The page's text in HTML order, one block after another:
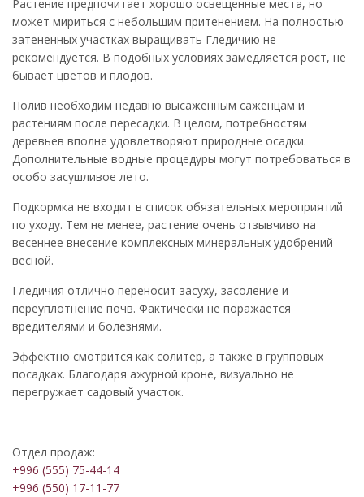
Растение предпочитает хорошо освещенные места, но
может мириться с небольшим притенением. На полностью
затененных участках выращивать Гледичию не
рекомендуется. В подобных условиях замедляется рост, не
бывает цветов и плодов.
Полив необходим недавно высаженным саженцам и
растениям после пересадки. В целом, потребностям
деревьев вполне удовлетворяют природные осадки.
Дополнительные водные процедуры могут потребоваться в
особо засушливое лето.
Подкормка не входит в список обязательных мероприятий
по уходу. Тем не менее, растение очень отзывчиво на
весеннее внесение комплексных минеральных удобрений
весной.
Гледичия отлично переносит зacyxy, засоление и
переуплотнение почв. Фактически не поражается
вредителями и болезнями.
Эффектно смотрится как солитер, а также в групповых
посадках. Благодаря ажурной кроне, визуально не
перегружает садовый участок.
Отдел продаж:
+996 (555) 75-44-14
+996 (550) 17-11-77